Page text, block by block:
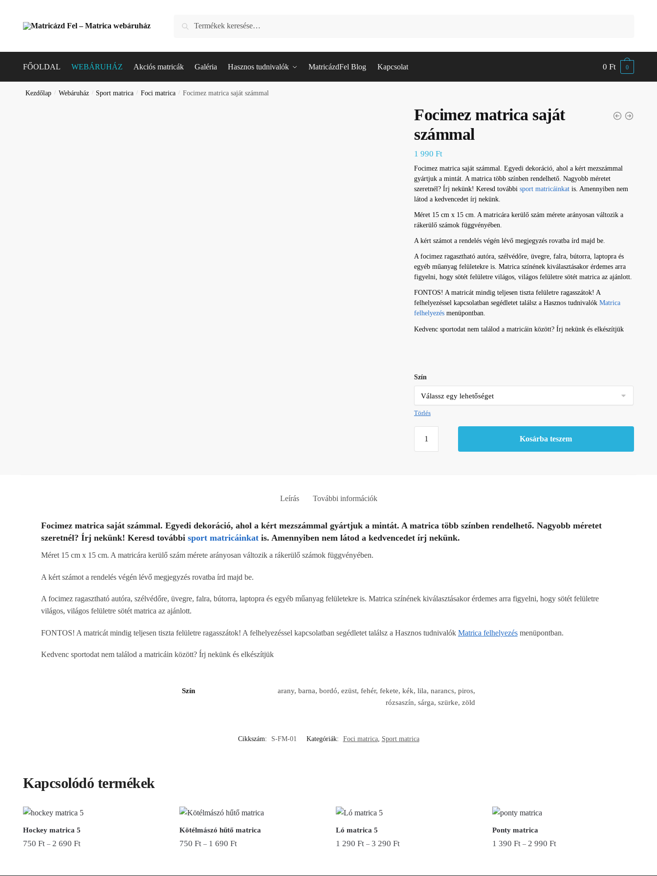
navigation
Keresés
FŐOLDAL WEBÁRUHÁZ Akciós matricák Galéria Hasznos tudnivalók MatricázdFel Blog Kapcsolat 0 Ft 0
Kezdőlap / Webáruház / Sport matrica / Foci matrica / Focimez matrica saját számmal
Focimez matrica saját
számmal
1 990 Ft
Focimez matrica saját számmal. Egyedi dekoráció, ahol a kért mezszámmal
gyártjuk a mintát. A matrica több színben rendelhető. Nagyobb méretet
szeretnél? Írj nekünk! Keresd további sport matricáinkat is. Amennyiben nem
látod a kedvencedet írj nekünk.
Méret 15 cm x 15 cm. A matricára kerülő szám mérete arányosan változik a
rákerülő számok függvényében.
A kért számot a rendelés végén lévő megjegyzés rovatba írd majd be.
A focimez ragasztható autóra, szélvédőre, üvegre, falra, bútorra, laptopra és
egyéb műanyag felületekre is. Matrica színének kiválasztásakor érdemes arra
figyelni, hogy sötét felületre világos, világos felületre sötét matrica az ajánlott.
FONTOS! A matricát mindig teljesen tiszta felületre ragasszátok! A
felhelyezéssel kapcsolatban segédletet találsz a Hasznos tudnivalók Matrica
felhelyezés menüpontban.
Kedvenc sportodat nem találod a matricáin között? Írj nekünk és elkészítjük
Szín
Törlés
matrica
Kosárba teszem
Leírás További információk
Focimez matrica saját számmal. Egyedi dekoráció, ahol a kért mezszámmal gyártjuk a mintát. A matrica több színben rendelhető. Nagyobb méretet
szeretnél? Írj nekünk! Keresd további sport matricáinkatis. Amennyiben nem látod a kedvencedet írj nekünk.
Méret 15 cm x 15 cm. A matricára kerülő szám mérete arányosan változik a rákerülő számok függvényében.
A kért számot a rendelés végén lévő megjegyzés rovatba írd majd be.
A focimez ragasztható autóra, szélvédőre, üvegre, falra, bútorra, laptopra és egyéb műanyag felületekre is. Matrica színének kiválasztásakor érdemes arra figyelni, hogy sötét felületre
világos, világos felületre sötét matrica az ajánlott.
FONTOS! A matricát mindig teljesen tiszta felületre ragasszátok! A felhelyezéssel kapcsolatban segédletet találsz a Hasznos tudnivalók Matrica felhelyezésmenüpontban.
Kedvenc sportodat nem találod a matricáin között? Írj nekünk és elkészítjük
Szín
arany, barna, bordó, ezüst, fehér, fekete, kék, lila, narancs, piros,
rózsaszín, sárga, szürke, zöld
Cikkszám: S-FM-01 Kategóriák: Foci matrica, Sport matrica
Kapcsolódó termékek
Hockey matrica 5
750Ft – 2 690Ft
a
Kötélmászó hűtő matrica
750 Ft – 1 690 Ft
a
Ló matrica 5
1 290 Ft– 3 290 Ft
a
Ponty matrica
1 390 Ft– 2 990 Ft
a